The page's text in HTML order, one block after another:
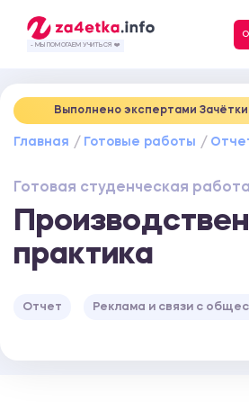
- МЫ ПОМОГАЕМ УЧИТЬСЯ ❤️
Выполнено экспертами
Главная Готовые работы
Готовая студенческая
практика
Отчет Реклама и связи с